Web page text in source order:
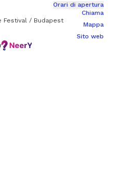
Orari di apertura
Chiama
Festival / Budapest
Mappa
Sito web